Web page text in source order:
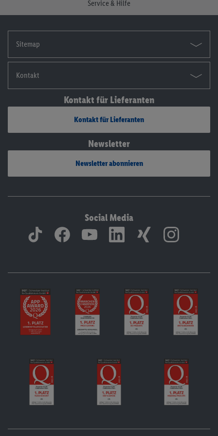
Service & Hilfe
Sitemap
Kontakt
Kontakt für Lieferanten
Kontakt für Lieferanten
Newsletter
Newsletter abonnieren
Social Media